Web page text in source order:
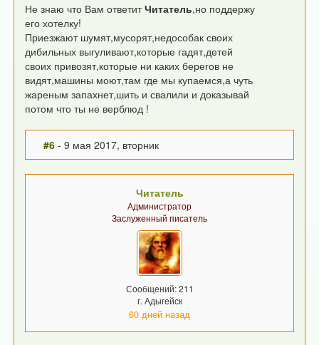
Не знаю что Вам ответитЧитатель,но поддержу
его хотелку!
Приезжают шумят,мусорят,недособак своих
дибильных выгуливают,которые гадят,детей
своих привозят,которые ни каких берегов не
видят,машины моют,там где мы купаемся,а чуть
жареным запахнет,шить и свалили и доказывай
потом что ты не верблюд !
#6 - 9 мая 2017, вторник
Читатель
Администратор
Заслуженный писатель
Сообщений: 211
г. Адыгейск
60 дней назад